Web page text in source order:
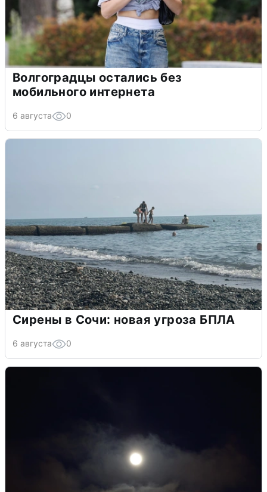
Волгоградцы остались без
мобильного интернета
6 августа 0
Сирены в Сочи: новая угроза БПЛА
6 августа 0